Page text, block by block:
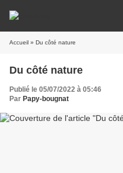
Accueil » Du côté nature
Du côté nature
Publié le 05/07/2022 à 05:46
Par Papy-bougnat